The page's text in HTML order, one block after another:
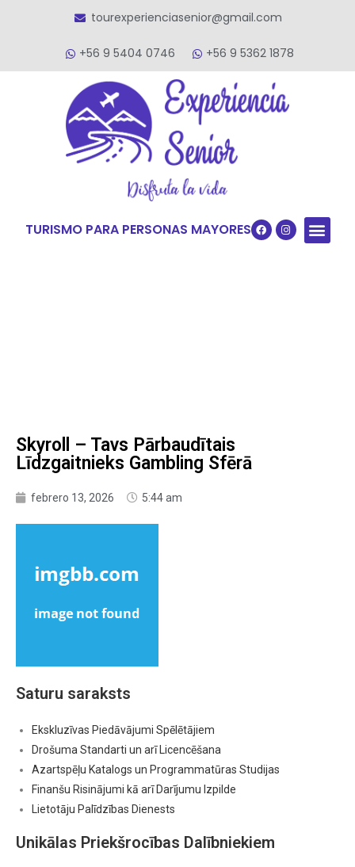
tourexperienciasenior@gmail.com
+56 9 5404 0746 +56 9 5362 1878
TURISMO PARA PERSONAS MAYORES
Skyroll – Tavs Pārbaudītais
Līdzgaitnieks Gambling Sfērā
febrero 13, 2026 5:44 am
Saturu saraksts
Ekskluzīvas Piedāvājumi Spēlētājiem
Drošuma Standarti un arī Licencēšana
Azartspēļu Katalogs un Programmatūras Studijas
Finanšu Risinājumi kā arī Darījumu Izpilde
Lietotāju Palīdzības Dienests
Unikālas Priekšrocības Dalībniekiem